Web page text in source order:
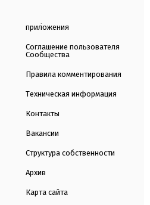
приложения
Соглашение пользователя
Сообщества
Правила комментирования
Техническая информация
Контакты
Вакансии
Структура собственности
Архив
Карта сайта